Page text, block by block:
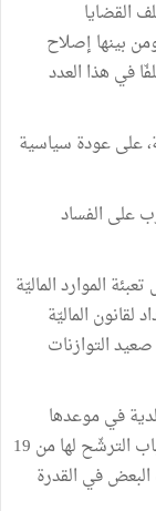
القضايا
بينها إصلاح
في هذا العدد
على عودة سياسية
على الفساد
الموارد الماليّة
ميزانية 2017 والإعداد لقانون الماليّة
صعيد التوازنات
في موعدها
المحدّد يوم 17 ديسمبر 2017 والتي سيُفتح باب الترشّح لها من 19
البعض في القدرة